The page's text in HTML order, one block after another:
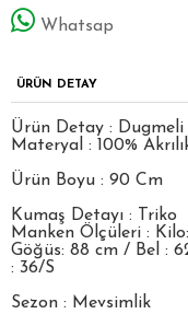
Whatsap
ÜRÜN DETAY
Ürün Detay : Dugmeli
Materyal : 100%
Ürün Boyu : 90 Cm
Kumaş Detayı : Triko
Manken Ölçüleri :
Göğüs: 88 cm / Bel :
: 36/S
Sezon : Mevsimlik